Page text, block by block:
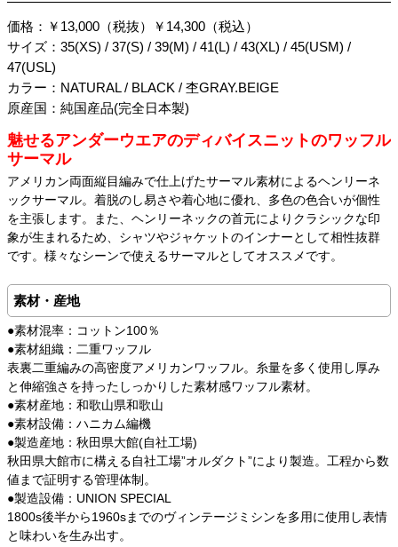
価格：￥13,000（税抜）￥14,300（税込）
サイズ：35(XS) / 37(S) / 39(M) / 41(L) / 43(XL) / 45(USM) /
47(USL)
カラー：NATURAL / BLACK / 杢GRAY.BEIGE
原産国：純国産品(完全日本製)
魅せるアンダーウエアのディバイスニットのワッフル
サーマル
アメリカン両面縦目編みで仕上げたサーマル素材によるヘンリーネ
ックサーマル。着脱のし易さや着心地に優れ、多色の色合いが個性
を主張します。また、ヘンリーネックの首元によりクラシックな印
象が生まれるため、シャツやジャケットのインナーとして相性抜群
です。様々なシーンで使えるサーマルとしてオススメです。
素材・産地
●素材混率：コットン100％
●素材組織：二重ワッフル
表裏二重編みの高密度アメリカンワッフル。糸量を多く使用し厚み
と伸縮強さを持ったしっかりした素材感ワッフル素材。
●素材産地：和歌山県和歌山
●素材設備：ハニカム編機
●製造産地：秋田県大館(自社工場)
秋田県大館市に構える自社工場”オルダクト”により製造。工程から数
値まで証明する管理体制。
●製造設備：UNION SPECIAL
1800s後半から1960sまでのヴィンテージミシンを多用に使用し表情
と味わいを生み出す。